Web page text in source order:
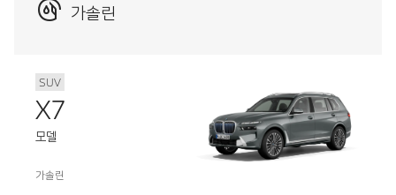
가솔린
SUV
X7
모델
가솔린